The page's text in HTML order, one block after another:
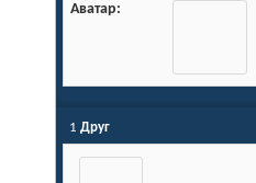
Аватар
1 Друг